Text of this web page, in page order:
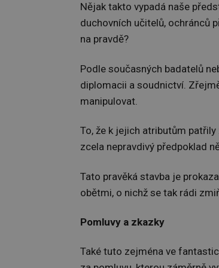
Nějak takto vypadá naše
duchovních učitelů, ochránců
na pravdě?
Podle současných badatelů
diplomacii a soudnictví.
manipulovat.
To, že k jejich atributům
zcela nepravdivý předpoklad
Tato pravěká stavba je
obětmi, o nichž se tak rádi
Pomluvy a zkazky
Také tuto zejména ve